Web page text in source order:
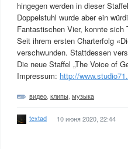
hingegen werden in dieser
Doppelstuhl wurde aber ein
Fantastischen Vier, konnte
Seit ihrem ersten Charterfolg
verschwunden. Stattdessen
Die neue Staffel „The Voice of
Impressum: http://
видео клипы музыка
textad 10 июня 2020, 22:44